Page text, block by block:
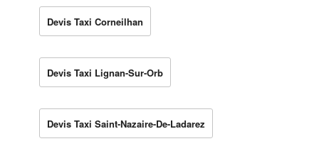
Devis Taxi Corneilhan
Devis Taxi Lignan-Sur-Orb
Devis Taxi Saint-Nazaire-De-Ladarez